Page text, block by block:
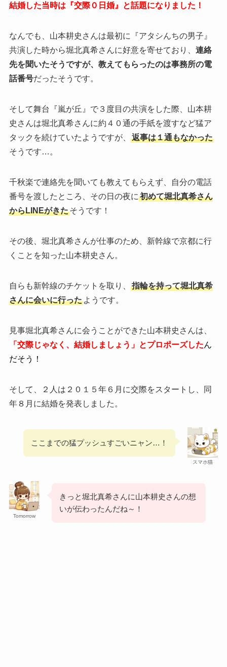
結婚した当時は『交際０日婚』と話題になりました！
なんでも、山本耕史さんは最初に『アタシんちの男子』
共演した時から堀北真希さんに好意を寄せており、 連絡
先を聞いたそうですが、教えてもらったのは事務所の電
話番号だったそうです。
そして舞台『嵐が丘』で３度目の共演をした際、山本耕
史さんは堀北真希さんに約４０通の手紙を渡すなど猛ア
タックを続けていたようですが、
返事は１通もなかった
そうです…。
千秋楽で連絡先を聞いても教えてもらえず、自分の電話
番号を渡したところ、その日の夜に 初めて堀北真希さん
からLINEがきたそうです！
その後、堀北真希さんが仕事のため、新幹線で京都に行
くことを知った山本耕史さん。
自らも新幹線のチケットを取り、
指輪を持って堀北真希
さんに会いに行ったようです。
見事堀北真希さんに会うことができた山本耕史さんは、
「交際じゃなく、結婚しましょう」とプロポーズしたん
だそう！
そして、２人は２０１５年６月に交際をスタートし、同
年８月に結婚を発表しました。
スマホ猫
ここまでの猛プッシュすごいニャン…！
Tomorrow
きっと堀北真希さんに山本耕史さんの想
いが伝わったんだね～！